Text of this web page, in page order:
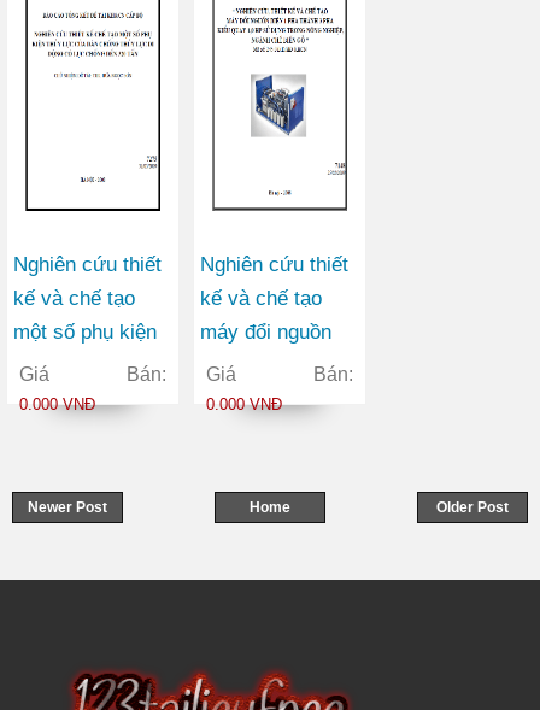
Đăk Nông
vững ở Đăk Lăk
Nghiên cứu thiết
kế và chế tạo
một số phụ kiện
thuỷ lực của giàn
chống thuỷ lực di
tấn
Giá Bán:
0.000 VNĐ
Nghiên cứu thiết
kế và chế tạo
máy đổi nguồn
điện 1 pha thành
3 pha kiểu quay
nghiệp, ngành
Giá Bán:
0.000 VNĐ
Newer Post Older Post
Home